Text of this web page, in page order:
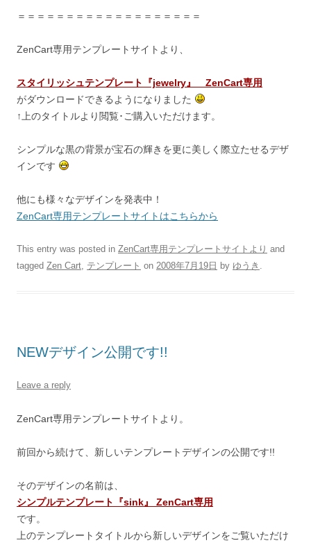
＝＝＝＝＝＝＝＝＝＝＝＝＝＝＝＝＝＝＝
ZenCart専用テンプレートサイトより、
スタイリッシュテンプレート『jewelry』 ZenCart専用
がダウンロードできるようになりました
↑上のタイトルより閲覧･ご購入いただけます。
シンプルな黒の背景が宝石の輝きを更に美しく際立たせるデザ
インです
他にも様々なデザインを発表中！
ZenCart専用テンプレートサイトはこちらから
This entry was posted in ZenCart専用テンプレートサイトより and
tagged Zen Cart, テンプレート on 2008年7月19日 by ゆうき .
NEWデザイン公開です!!
Leave a reply
ZenCart専用テンプレートサイトより。
前回から続けて、新しいテンプレートデザインの公開です!!
そのデザインの名前は、
シンプルテンプレート『sink』 ZenCart専用
です。
上のテンプレートタイトルから新しいデザインをご覧いただけ